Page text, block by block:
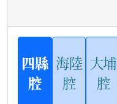
四縣
腔
海陸
腔
大埔
腔